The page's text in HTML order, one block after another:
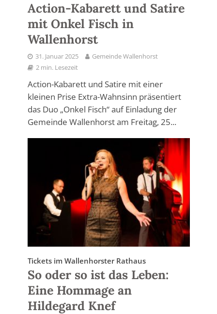
Action-Kabarett und Satire
mit Onkel Fisch in
Wallenhorst
31. Januar 2025
Gemeinde Wallenhorst
2 min. Lesezeit
Action-Kabarett und Satire mit einer
kleinen Prise Extra-Wahnsinn präsentiert
das Duo „Onkel Fisch“ auf Einladung der
Gemeinde Wallenhorst am Freitag, 25...
Tickets im Wallenhorster Rathaus
So oder so ist das Leben:
Eine Hommage an
Hildegard Knef